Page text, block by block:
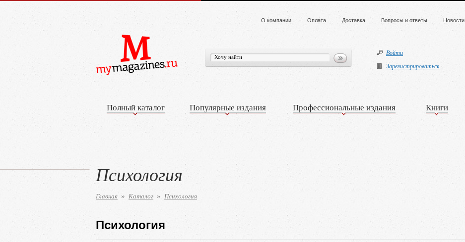
О компании Оплата Доставка Вопросы и ответы Новости
Войти
Зарегистрироваться
Полный каталог Популярные издания Профессиональные издания Книги
Психология
Главная » Каталог » Психология
Психология